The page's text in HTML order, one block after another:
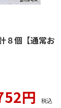
個【通常お
円 税込